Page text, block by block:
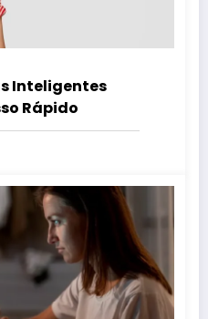
Inteligentes
Rápido